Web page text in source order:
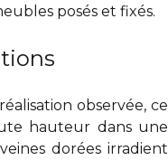
posés et fixés.
observée, ce
hauteur dans une
dorées irradient